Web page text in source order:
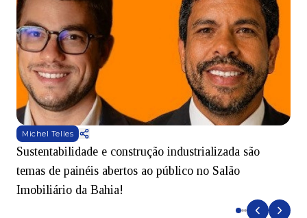
Michel Telles
Sustentabilidade e construção industrializada são
temas de painéis abertos ao público no Salão
Imobiliário da Bahia!